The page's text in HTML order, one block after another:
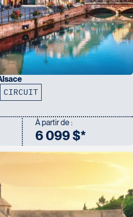
CIRCUIT
À partir de :
6 099 $*